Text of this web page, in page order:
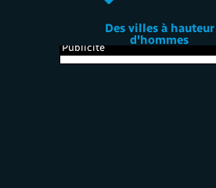
Des villes à hauteur
d'hommes
Publicité